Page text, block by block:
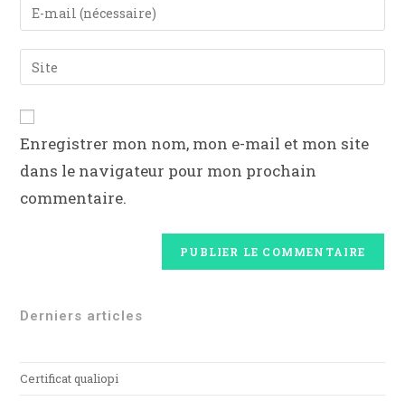
Enregistrer mon nom, mon e-mail et mon site
dans le navigateur pour mon prochain
commentaire.
Derniers articles
Certificat qualiopi